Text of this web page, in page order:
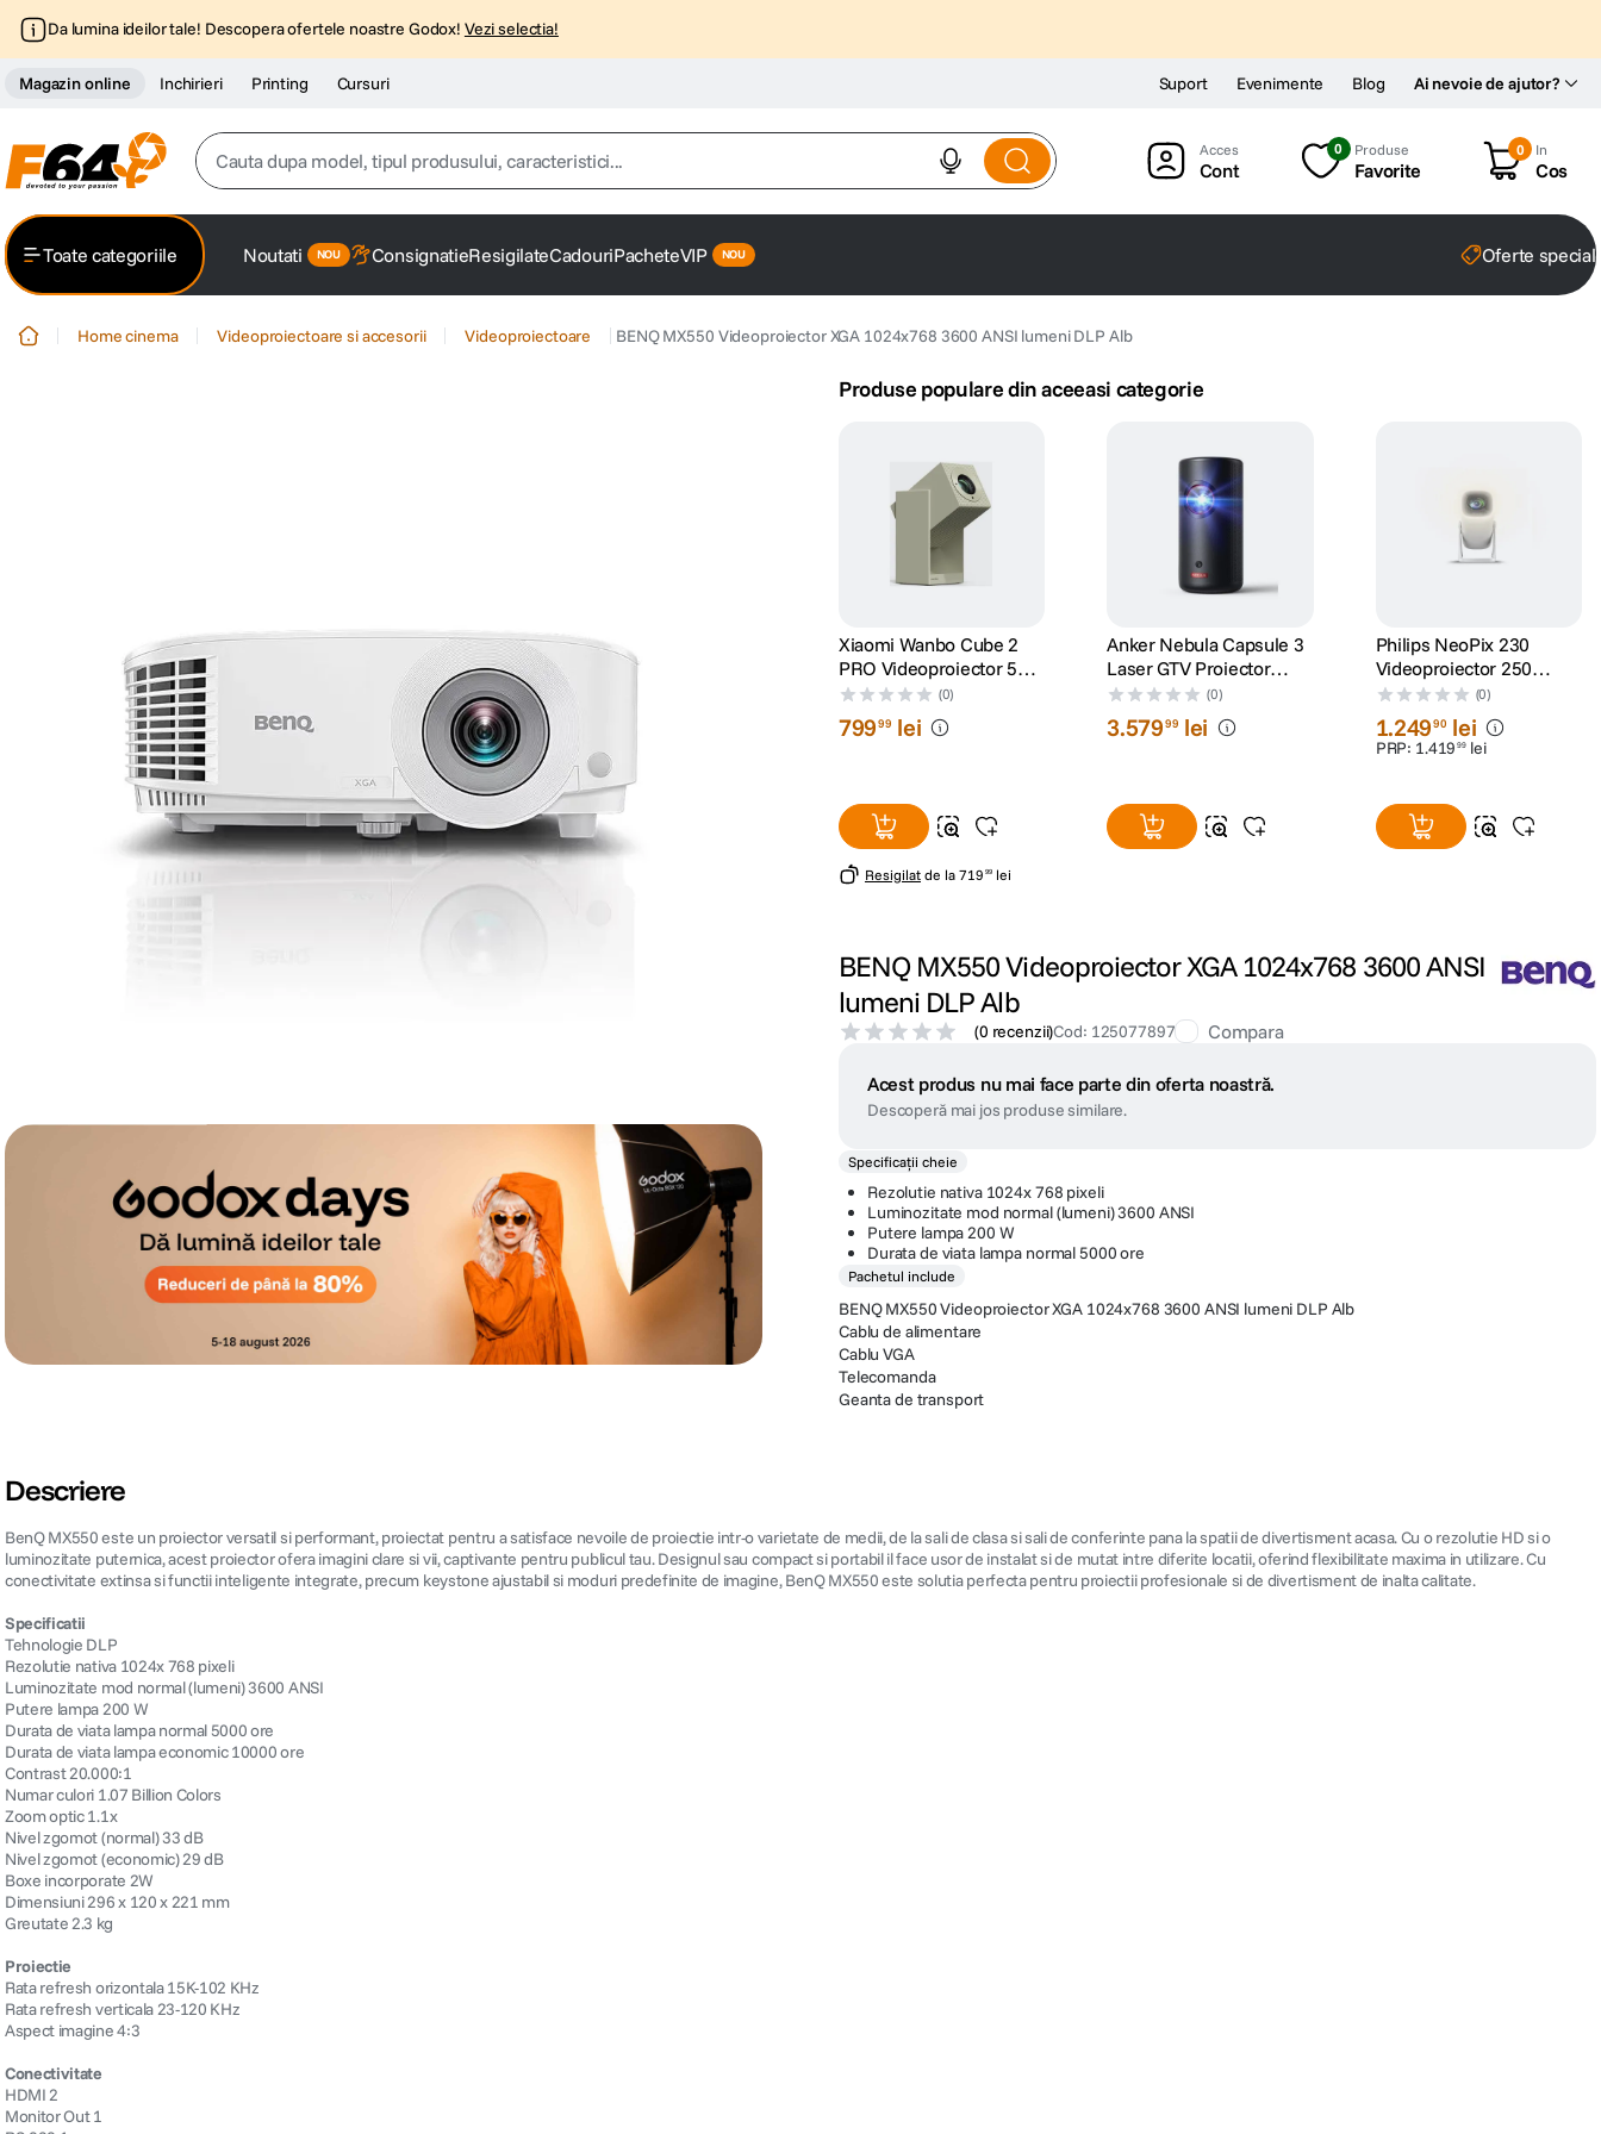
Da lumina ideilor tale! Descopera ofertele noastre Godox! Vezi selectia!
Magazin online Inchirieri Printing Cursuri Ai nevoie de ajutor?
Suport Evenimente Blog
Cauta dupa model, tipul produsului, caracteristici...
2. trepied
7 sony fx
10. dji osmo
Cont
0 Produse
Favorite
0 In
Cos
Toate categoriile Noutati ConsignatieResigilateCadouriPacheteVIP Oferte
Home cinema Videoproiectoare si accesorii Videoproiectoare BENQ MX550 Videoproiector XGA 1024x768 3600 ANSI lumeni DLP Alb
Produse populare din aceeasi categorie
Xiaomi Wanbo Cube 2
PRO Videoproiector 500
lumeni Full HD
1920x1080 Android TV
11 Verde
(0)
79999 lei
Resigilat de la 719 99 lei
Anker Nebula Capsule 3
Laser GTV Proiector
Video Portabil 1080p
WiFi 300 ANSI Lumeni
Dolby Digital Negru
(0)
3.57999 lei
Philips NeoPix 230
Videoproiector 250
Lumeni 1280 x 720
HDMI Wi-Fi Alb
(0)
1.24990 lei
PRP: 1.419 99 lei
BENQ MX550 Videoproiector XGA 1024x768 3600 ANSI
lumeni DLP Alb
(0 recenzii)Cod: 125077897 Compara
Acest produs nu mai face parte din oferta noastră.
Descoperă mai jos produse similare.
Specificații cheie
Rezolutie nativa 1024x 768 pixeli
Luminozitate mod normal (lumeni) 3600 ANSI
Putere lampa 200 W
Durata de viata lampa normal 5000 ore
Pachetul include
BENQ MX550 Videoproiector XGA 1024x768 3600 ANSI lumeni DLP Alb
Cablu de alimentare
Cablu VGA
Telecomanda
Geanta de transport
Descriere
BenQ MX550 este un proiector versatil si performant, proiectat pentru a satisface nevoile de proiectie intr-o varietate de medii, de la sali de clasa si sali de conferinte pana la spatii de divertisment acasa. Cu o rezolutie HD si o
luminozitate puternica, acest proiector ofera imagini clare si vii, captivante pentru publicul tau. Designul sau compact si portabil il face usor de instalat si de mutat intre diferite locatii, oferind flexibilitate maxima in utilizare. Cu
conectivitate extinsa si functii inteligente integrate, precum keystone ajustabil si moduri predefinite de imagine, BenQ MX550 este solutia perfecta pentru proiectii profesionale si de divertisment de inalta calitate.
Specificatii
Tehnologie DLP
Rezolutie nativa 1024x 768 pixeli
Luminozitate mod normal (lumeni) 3600 ANSI
Putere lampa 200 W
Durata de viata lampa normal 5000 ore
Durata de viata lampa economic 10000 ore
Contrast 20.000:1
Numar culori 1.07 Billion Colors
Zoom optic 1.1x
Nivel zgomot (normal) 33 dB
Nivel zgomot (economic) 29 dB
Boxe incorporate 2W
Dimensiuni 296 x 120 x 221 mm
Greutate 2.3 kg
Proiectie
Rata refresh orizontala 15K-102 KHz
Rata refresh verticala 23-120 KHz
Aspect imagine 4:3
Conectivitate
HDMI 2
Monitor Out 1